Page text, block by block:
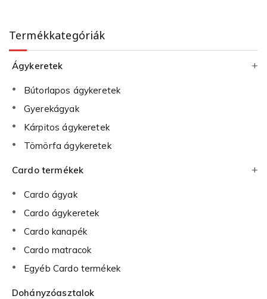
Termékkategóriák
Ágykeretek
Bútorlapos ágykeretek
Gyerekágyak
Kárpitos ágykeretek
Tömörfa ágykeretek
Cardo termékek
Cardo ágyak
Cardo ágykeretek
Cardo kanapék
Cardo matracok
Egyéb Cardo termékek
Dohányzóasztalok